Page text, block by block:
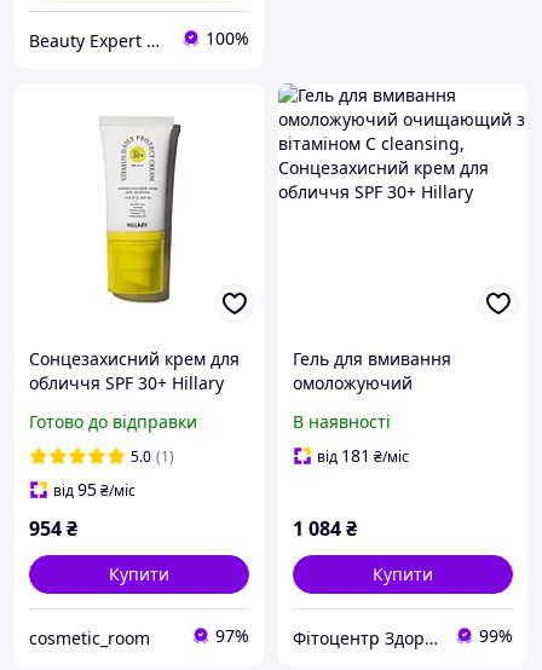
Beauty Expert — ваш експерт у світі здоров'я та краси 100%
Сонцезахисний крем для
обличчя SPF 30+ Hillary
Cream, 40 мл
Готово до відправки
5.0 (1)
від95₴/міс
954₴
Купити
cosmetic_room 97%
Гель для вмивання
омоложуючий
С cleansing,
Сонцезахисний крем для
В наявності
від 181 ₴/міс
1 084₴
Купити
Фітоцентр Здоров'я & Краса 99%